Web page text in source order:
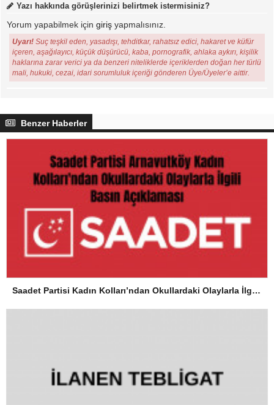
Yazı hakkında görüşlerinizi belirtmek istermisiniz?
Yorum yapabilmek için giriş yapmalısınız.
Uyarı! Suç teşkil eden, yasadışı, tehditkar, rahatsız edici, hakaret ve küfür
içeren, aşağılayıcı, küçük düşürücü, kaba, pornografik, ahlaka aykırı, kişilik
haklarına zarar verici ya da benzeri niteliklerde içeriklerden doğan her türlü
mali, hukuki, cezai, idari sorumluluk içeriği gönderen Üye/Üyeler’e aittir.
Benzer Haberler
Saadet Partisi Kadın Kolları’ndan Okullardaki Olaylarla İlgili Basın Açıklaması